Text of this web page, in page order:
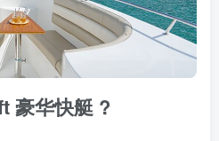
豪华快艇 ?